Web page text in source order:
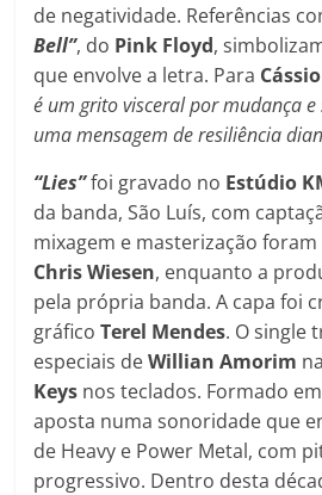
de negatividade. Referências
Bell”, do Pink Floyd,
que envolve a letra. Para
é um grito visceral por mudança
uma mensagem de resiliência
“Lies”foi gravado no Estúdio
da banda, São Luís, com
mixagem e masterização
Chris Wiesen, enquanto a
pela própria banda. A capa foi
gráficoTerel Mendes. O single
especiais deWillian Amorim
Keys nos teclados. Formado
aposta numa sonoridade que
de Heavy e Power Metal, com
progressivo. Dentro desta